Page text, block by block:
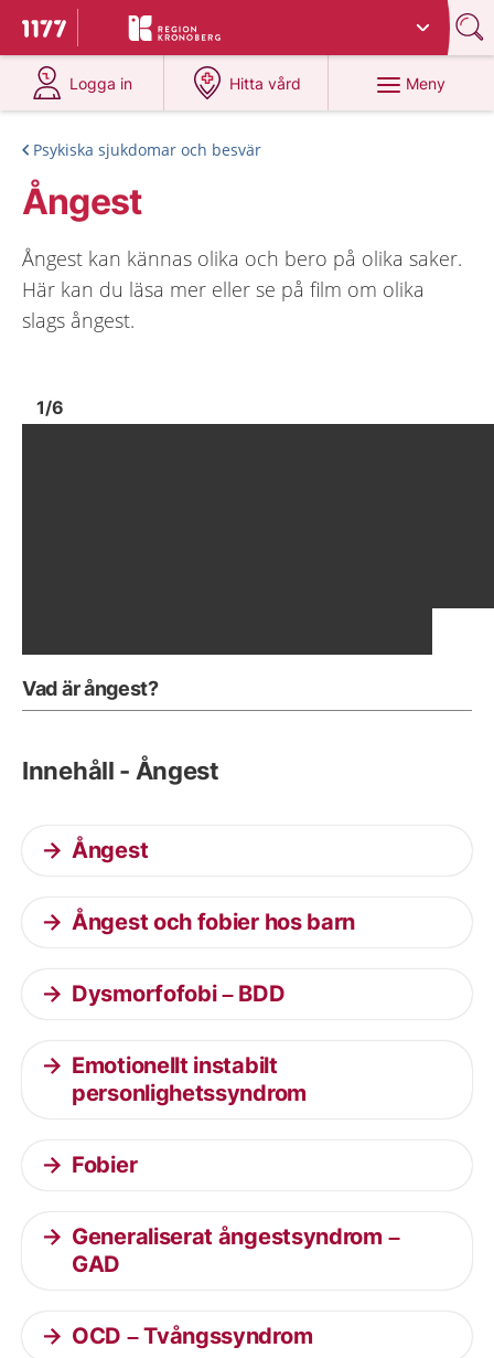
Till startsidan för 1177
Du har valt region
Logga in
på 1177.se
Hitta vård
på 1177.se
Meny
Psykiska sjukdomar och besvär
Ångest
Ångest kan kännas olika och bero på olika saker.
Här kan du läsa mer eller se på film om olika
slags ångest.
Bild1
Vad är ångest?
1/6
Innehåll - Ångest
Ångest
Ångest och fobier hos barn
Dysmorfofobi – BDD
Emotionellt instabilt
personlighetssyndrom
Fobier
Generaliserat ångestsyndrom –
GAD
OCD – Tvångssyndrom